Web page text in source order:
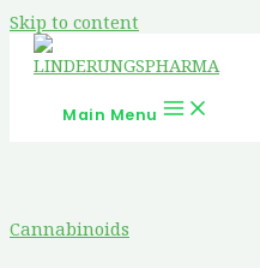
Skip to content
Main Menu
Cannabinoids